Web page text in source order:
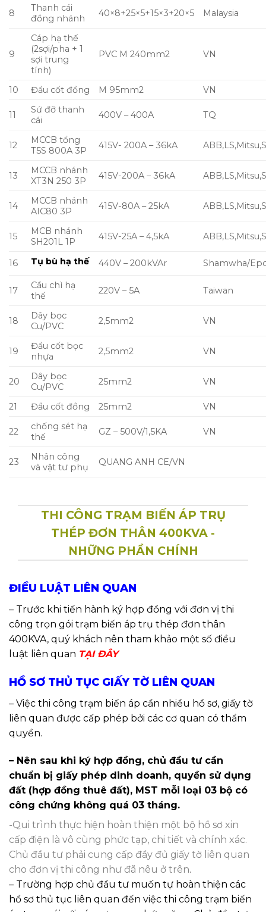
8
Thanh cái
đồng nhánh
40×8+25×5+15×3+20×5 Malaysia
9
Cáp hạ thế
(2sợi/pha + 1
sợi trung
tính)
PVC M 240mm2 VN
10 Đầu cốt đồng M 95mm2 VN
11
Sứ đỡ thanh
cái
400V – 400A TQ
12
MCCB tổng
T5S 800A 3P
415V- 200A – 36kA
13
MCCB nhánh
XT3N 250 3P
415V-200A – 36kA
14
MCCB nhánh
AIC80 3P
415V-80A – 25kA
15
MCB nhánh
SH201L 1P
415V-25A – 4,5kA
16 Tụ bù hạ thế 440V – 200kVAr Shamwha/
17
Cầu chì hạ
thế
220V – 5A Taiwan
18
Dây bọc
Cu/PVC
2,5mm2 VN
19
Đầu cốt bọc
nhựa
2,5mm2 VN
20
Dây bọc
Cu/PVC
25mm2 VN
21 Đầu cốt đồng 25mm2 VN
22
chống sét hạ
thế
GZ – 500V/1,5KA VN
23
Nhân công
và vật tư phụ
QUANG ANH CE/VN
THI CÔNG TRẠM BIẾN ÁP TRỤ
THÉP ĐƠN THÂN 400KVA -
NHỮNG PHẦN CHÍNH
ĐIỀU LUẬT LIÊN QUAN
– Trước khi tiến hành ký hợp đồng với đơn vị thi
công trọn gói trạm biến áp trụ thép đơn thân
400KVA, quý khách nên tham khảo một số điều
luật liên quan TẠI ĐÂY
HỒ SƠ THỦ TỤC GIẤY TỜ LIÊN QUAN
– Việc thi công trạm biến áp cần nhiều hồ sơ, giấy tờ
liên quan được cấp phép bởi các cơ quan có thẩm
quyền.
– Nên sau khi ký hợp đồng, chủ đầu tư cần
chuẩn bị giấy phép dinh doanh, quyền sử dụng
đất (hợp đồng thuê đất), MST mỗi loại 03 bộ có
công chứng không quá 03 tháng.
-Qui trình thực hiện hoàn thiện một bộ hồ sơ xin
cấp điện là vô cùng phức tạp, chi tiết và chính xác.
Chủ đầu tư phải cung cấp đầy đủ giấy tờ liên quan
cho đơn vị thi công như đã nêu ở trên.
– Trường hợp chủ đầu tư muốn tự hoàn thiện các
hồ sơ thủ tục liên quan đến việc thi công trạm biến